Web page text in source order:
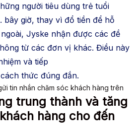
tin nhắn chăm sóc khách hàng trên
người tiêu dùng trẻ tuổi
bây giờ, thay vì đổ tiền để hỗ
Jyske nhận được các đề
từ các đơn vị khác. Điều này
và tiếp
cách thức đúng đắn.
trung thành và tăng
khách hàng cho đến